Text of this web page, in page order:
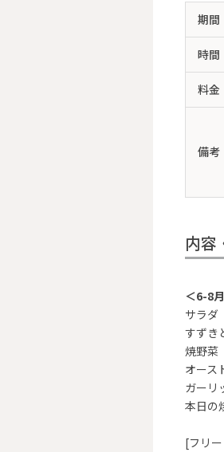
期間
時間
料金
備考
内容
＜6-8
サラダ
すずき
焼野菜
オース
ガー
本日
[フリ